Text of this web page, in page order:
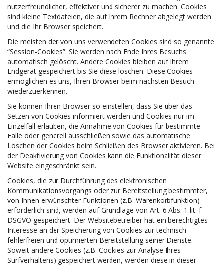
nutzerfreundlicher, effektiver und sicherer zu machen. Cookies
sind kleine Textdateien, die auf Ihrem Rechner abgelegt werden
und die Ihr Browser speichert.
Die meisten der von uns verwendeten Cookies sind so genannte
“Session-Cookies”. Sie werden nach Ende Ihres Besuchs
automatisch gelöscht. Andere Cookies bleiben auf Ihrem
Endgerät gespeichert bis Sie diese löschen. Diese Cookies
ermöglichen es uns, Ihren Browser beim nächsten Besuch
wiederzuerkennen.
Sie können Ihren Browser so einstellen, dass Sie über das
Setzen von Cookies informiert werden und Cookies nur im
Einzelfall erlauben, die Annahme von Cookies für bestimmte
Fälle oder generell ausschließen sowie das automatische
Löschen der Cookies beim Schließen des Browser aktivieren. Bei
der Deaktivierung von Cookies kann die Funktionalität dieser
Website eingeschränkt sein.
Cookies, die zur Durchführung des elektronischen
Kommunikationsvorgangs oder zur Bereitstellung bestimmter,
von Ihnen erwünschter Funktionen (z.B. Warenkorbfunktion)
erforderlich sind, werden auf Grundlage von Art. 6 Abs. 1 lit. f
DSGVO gespeichert. Der Websitebetreiber hat ein berechtigtes
Interesse an der Speicherung von Cookies zur technisch
fehlerfreien und optimierten Bereitstellung seiner Dienste.
Soweit andere Cookies (z.B. Cookies zur Analyse Ihres
Surfverhaltens) gespeichert werden, werden diese in dieser